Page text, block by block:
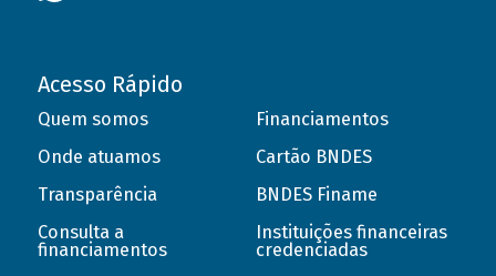
Acesso Rápido
Quem somos
Onde atuamos
Transparência
Consulta a
financiamentos
Financiamentos
Cartão BNDES
BNDES Finame
Instituições financeiras
credenciadas